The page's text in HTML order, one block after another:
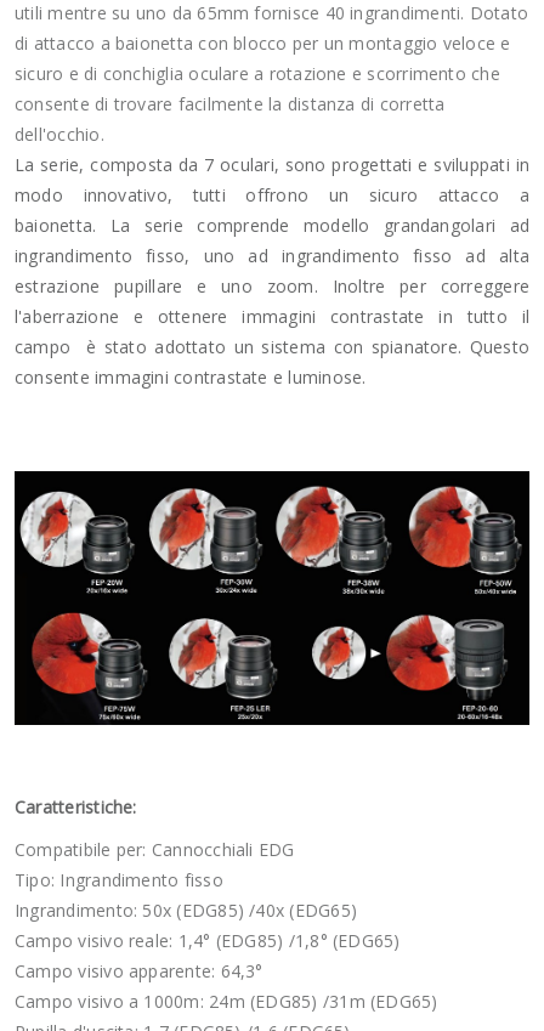
utili mentre su uno da 65mm fornisce 40 ingrandimenti. Dotato
di attacco a baionetta con blocco per un montaggio veloce e
sicuro e di conchiglia oculare a rotazione e scorrimento che
consente di trovare facilmente la distanza di corretta
dell'occhio.
La serie, composta da 7 oculari, sono progettati e sviluppati in
modo innovativo, tutti offrono un sicuro attacco a
baionetta. La serie comprende modello grandangolari ad
ingrandimento fisso, uno ad ingrandimento fisso ad alta
estrazione pupillare e uno zoom. Inoltre per correggere
l'aberrazione e ottenere immagini contrastate in tutto il
campo è stato adottato un sistema con spianatore. Questo
consente immagini contrastate e luminose.
Caratteristiche:
Compatibile per: Cannocchiali EDG
Tipo: Ingrandimento fisso
Ingrandimento: 50x (EDG85) /40x (EDG65)
Campo visivo reale: 1,4° (EDG85) /1,8° (EDG65)
Campo visivo apparente: 64,3°
Campo visivo a 1000m: 24m (EDG85) /31m (EDG65)